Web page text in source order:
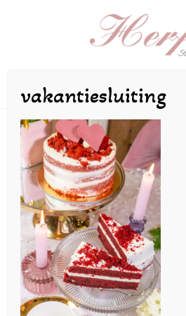
SZ-30jan25-71
doorbakkerijherfst|aug 25, 2025
vakantiesluiting